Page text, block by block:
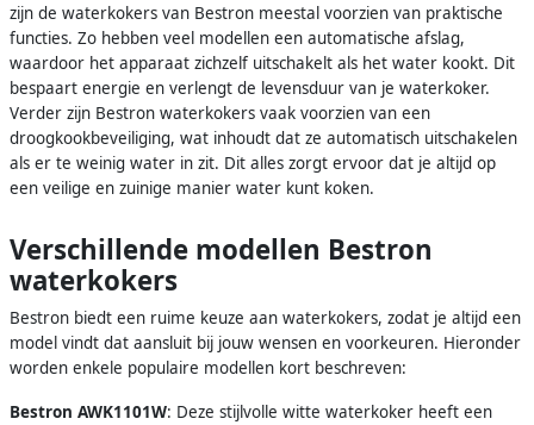
zijn de waterkokers van Bestron meestal voorzien van praktische
functies. Zo hebben veel modellen een automatische afslag,
waardoor het apparaat zichzelf uitschakelt als het water kookt. Dit
bespaart energie en verlengt de levensduur van je waterkoker.
Verder zijn Bestron waterkokers vaak voorzien van een
droogkookbeveiliging, wat inhoudt dat ze automatisch uitschakelen
als er te weinig water in zit. Dit alles zorgt ervoor dat je altijd op
een veilige en zuinige manier water kunt koken.
Verschillende modellen Bestron
waterkokers
Bestron biedt een ruime keuze aan waterkokers, zodat je altijd een
model vindt dat aansluit bij jouw wensen en voorkeuren. Hieronder
worden enkele populaire modellen kort beschreven:
Bestron AWK1101W: Deze stijlvolle witte waterkoker heeft een